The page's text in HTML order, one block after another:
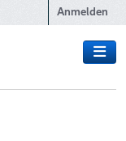
Anmelden